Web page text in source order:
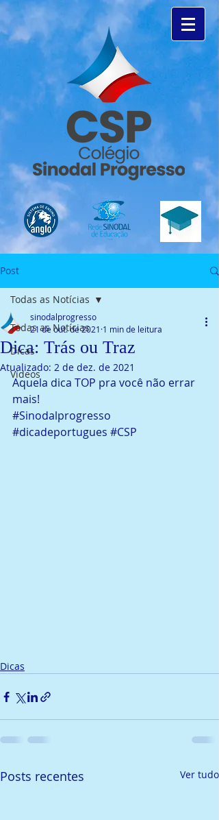
Post
Todas as Notícias
Dicas
Vídeos
Todas as Notícias
Dica: Trás ou Traz
sinodalprogresso
21 de out. de 2021 1 min de leitura
Atualizado: 2 de dez. de 2021
Aquela dica TOP pra você não errar
mais!
#Sinodalprogresso
#dicadeportugues #CSP
Dicas
Posts recentes Ver tudo